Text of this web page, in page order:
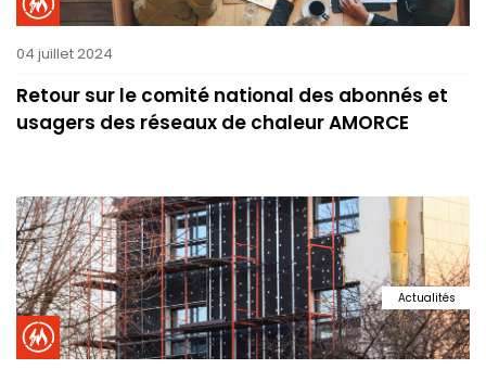
04 juillet 2024
Retour sur le comité national des abonnés et
usagers des réseaux de chaleur AMORCE
Actualités